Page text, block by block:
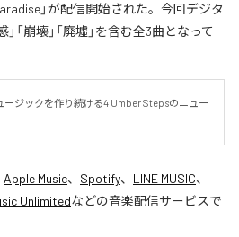
」が配信開始された。今回デジタ
「崩壊」「廃墟」を含む全3曲となって
ジックを作り続ける4 Umber Stepsのニュー
Apple Music、 Spotify、 LINE MUSIC、
Unlimitedなどの音楽配信サービスで